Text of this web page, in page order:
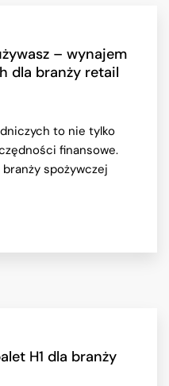
– wynajem
dla branży retail
to nie tylko
finansowe.
spożywczej
H1 dla branży